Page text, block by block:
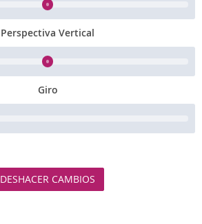
Perspectiva Vertical
Giro
DESHACER CAMBIOS